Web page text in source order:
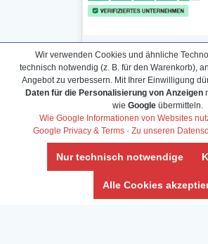
Widerrufs­recht /
AGB & Info
Impressum
Umwelt und
Vertrag widerrufen
Wir verwenden Cookies und ähnliche
technisch notwendig (z. B. für den Warenkorb),
Angebot zu verbessern. Mit Ihrer Einwilligung
Daten für die Personalisierung von Anzeigen
wie Googleübermitteln.
Wie Google Informationen von Websites
Google Privacy & Terms · Zu unseren
Nur technisch notwendige
Alle Cookies